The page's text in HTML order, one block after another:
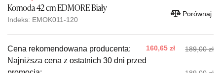
Komoda 42 cm EDMORE Biały
Indeks: EMOK011-120
Porównaj
Cena rekomendowana producenta: 160,65 zł 189,00 zł
Najniższa cena z ostatnich 30 dni przed